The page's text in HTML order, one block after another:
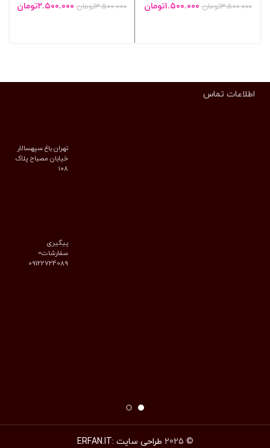
۳.۵۰۰.۰۰۰تومان ۱.۵۰۰.۰۰۰تومان ۳.۵۰۰.۰۰۰تومان ۲.۵۰۰.۰۰۰تومان
اطلاعات تماس
تهران باغ سپهسالار
خیابان مصباح پلاک
۱۰۸
پیگیری
سفارشات=
09122724089
© 2025 طراحی سایت :ERFAN.IT